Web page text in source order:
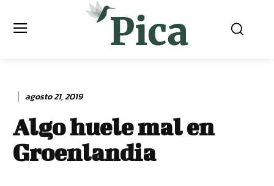
agosto 21, 2019
Algo huele mal en
Groenlandia